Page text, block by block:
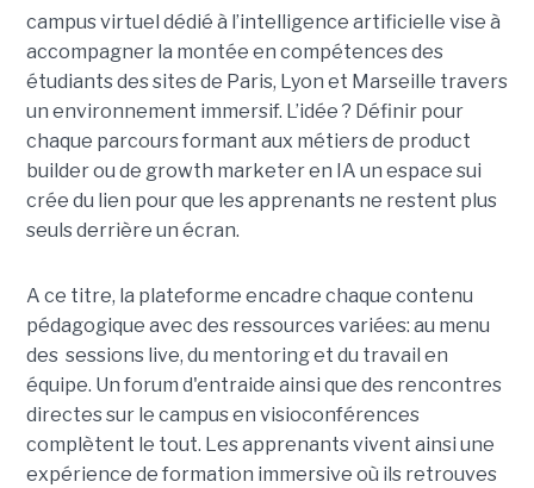
campus virtuel dédié à l’intelligence artificielle vise à
accompagner la montée en compétences des
étudiants des sites de Paris, Lyon et Marseille travers
un environnement immersif. L’idée ? Définir pour
chaque parcours formant aux métiers de product
builder ou de growth marketer en IA un espace sui
crée du lien pour que les apprenants ne restent plus
seuls derrière un écran.
A ce titre, la plateforme encadre chaque contenu
pédagogique avec des ressources variées: au menu
des sessions live, du mentoring et du travail en
équipe. Un forum d'entraide ainsi que des rencontres
directes sur le campus en visioconférences
complètent le tout. Les apprenants vivent ainsi une
expérience de formation immersive où ils retrouves